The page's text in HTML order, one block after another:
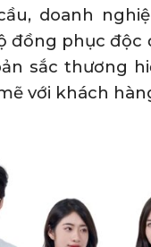
doanh
đồng phục độc
sắc thương
với khách